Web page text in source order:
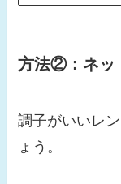
方法②：ネッ
調子がいいレ
ょう。